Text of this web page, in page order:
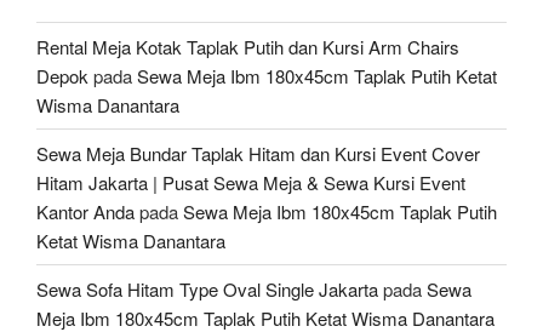
Rental Meja Kotak Taplak Putih dan Kursi Arm Chairs
Depok padaSewa Meja Ibm 180x45cm Taplak Putih Ketat
Wisma Danantara
Sewa Meja Bundar Taplak Hitam dan Kursi Event Cover
Hitam Jakarta | Pusat Sewa Meja & Sewa Kursi Event
Kantor AndapadaSewa Meja Ibm 180x45cm Taplak Putih
Ketat Wisma Danantara
Sewa Sofa Hitam Type Oval Single JakartapadaSewa
Meja Ibm 180x45cm Taplak Putih Ketat Wisma Danantara